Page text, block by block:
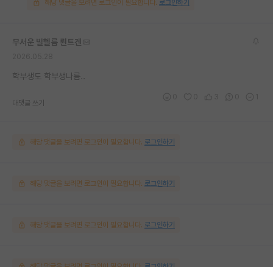
해당 댓글을 보려면 로그인이 필요합니다. 로그인하기
무서운 빌헬름 뢴트겐
학부생도 학부생나름..
대댓글 쓰기
해당 댓글을 보려면 로그인이 필요합니다. 로그인하기
해당 댓글을 보려면 로그인이 필요합니다. 로그인하기
해당 댓글을 보려면 로그인이 필요합니다. 로그인하기